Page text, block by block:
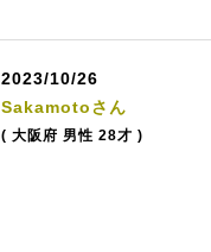
2023/10/26
Sakamotoさん
( 大阪府 男性 28才 )